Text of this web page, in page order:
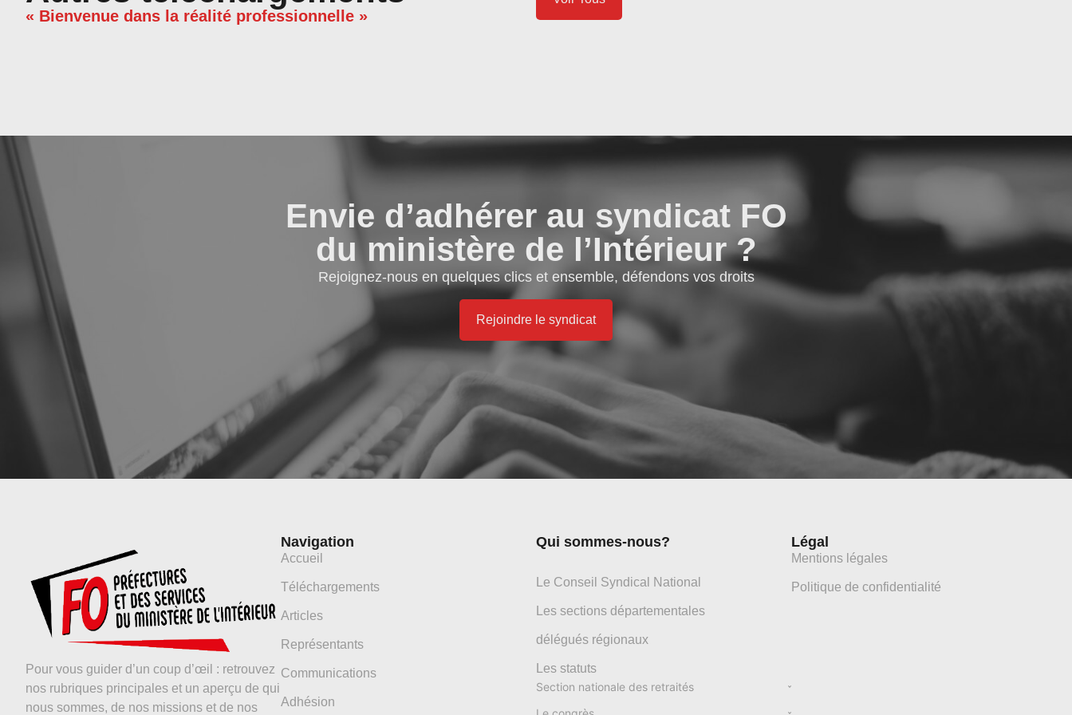
« Bienvenue dans la réalité professionnelle »
Envie d’adhérer au syndicat FO
du ministère de l’Intérieur ?
Rejoignez-nous en quelques clics et ensemble, défendons vos droits
Rejoindre le syndicat
Pour vous guider d’un coup d’œil : retrouvez
nos rubriques principales et un aperçu de qui
nous sommes, de nos missions et de nos
Navigation
Accueil
Téléchargements
Articles
Représentants
Communications
Adhésion
Qui sommes-nous?
Le Conseil Syndical National
Les sections départementales
délégués régionaux
Les statuts
Section nationale des retraités
Légal
Mentions légales
Politique de confidentialité